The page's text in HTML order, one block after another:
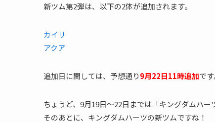
新ツム第2弾は、以下の2体が追加されます。
カイリ
アクア
追加日に関しては、予想通り9月22日11時追加です
ちょうど、9月19日～22日までは「キングダムハー
そのあとに、キングダムハーツの新ツムですね！